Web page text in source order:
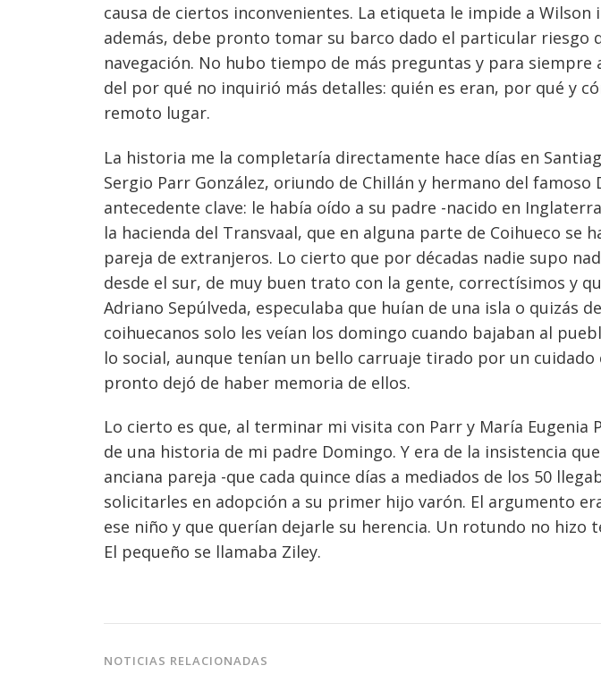
causa de ciertos inconvenientes. La etiqueta le impide a Wilson
además, debe pronto tomar su barco dado el particular riesgo
navegación. No hubo tiempo de más preguntas y para
del por qué no inquirió más detalles: quién es eran, por qué y
remoto lugar.
La historia me la completaría directamente hace días en
Sergio Parr González, oriundo de Chillán y hermano del famoso
antecedente clave: le había oído a su padre -nacido en
la hacienda del Transvaal, que en alguna parte de Coihueco se
pareja de extranjeros. Lo cierto que por décadas nadie supo
desde el sur, de muy buen trato con la gente, correctísimos y
Adriano Sepúlveda, especulaba que huían de una isla o quizás
coihuecanos solo les veían los domingo cuando bajaban al
lo social, aunque tenían un bello carruaje tirado por un cuidado
pronto dejó de haber memoria de ellos.
Lo cierto es que, al terminar mi visita con Parr y María Eugenia
de una historia de mi padre Domingo. Y era de la insistencia
anciana pareja -que cada quince días a mediados de los 50
solicitarles en adopción a su primer hijo varón. El argumento
ese niño y que querían dejarle su herencia. Un rotundo no hizo
El pequeño se llamaba Ziley.
NOTICIAS RELACIONADAS